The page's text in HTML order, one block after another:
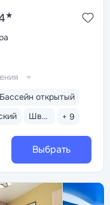
★
Бассейн открытый
Шведский стол + 9
Выбрать